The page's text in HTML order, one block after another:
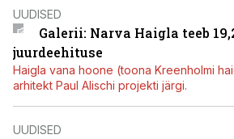
UUDISED
Galerii: Narva Haigla teeb
juurdeehituse
Haigla vana hoone (toona Kreenholmi
arhitekt Paul Alischi projekti järgi.
UUDISED